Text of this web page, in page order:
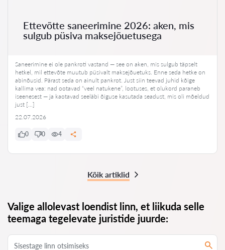
Ettevõtte saneerimine 2026: aken, mis
sulgub püsiva maksejõuetusega
Saneerimine ei ole pankroti vastand — see on aken, mis sulgub täpselt
hetkel, mil ettevõte muutub püsivalt maksejõuetuks. Enne seda hetke on
abinõusid. Pärast seda on ainult pankrot. Just siin teevad juhid kõige
kallima vea: nad ootavad “veel natukene”, lootuses, et olukord paraneb
iseenesest — ja kaotavad seeläbi õiguse kasutada seadust, mis oli mõeldud
just […]
22.07.2026
0 0 4
Kõik artiklid
Valige allolevast loendist linn, et liikuda selle
teemaga tegelevate juristide juurde: